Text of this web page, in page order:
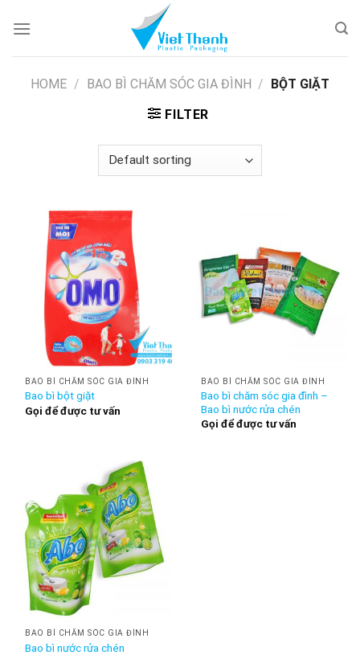
HOME / BAO BÌ CHĂM SÓC GIA ĐÌNH / BỘT GIẶT
FILTER
BAO BÌ CHĂM SÓC GIA ĐÌNH
Bao bì bột giặt
Gọi để được tư vấn
BAO BÌ CHĂM SÓC GIA ĐÌNH
Bao bì chăm sóc gia đình –
Bao bì nước rửa chén
Gọi để được tư vấn
BAO BÌ CHĂM SÓC GIA ĐÌNH
Bao bì nước rửa chén